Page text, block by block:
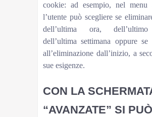
cookie: ad esempio, nel menu
l’utente può scegliere se
dell’ultima ora,
dell’ultima settimana oppure se
all’eliminazione dall’inizio, a
sue esigenze.
CON LA
“AVANZATE” SI PUÒ